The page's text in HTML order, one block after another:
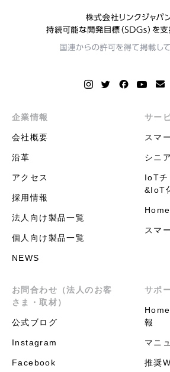
企業情報
会社概要
沿革
アクセス
採用情報
法人向け製品一覧
個人向け製品一覧
NEWS
サー
スマ
シニ
IoTチ
&IoT
スマ
お問合わせ（法人のお客
さま・取材）
公式ブログ
Instagram
Facebook
サポ
報
マニ
推奨